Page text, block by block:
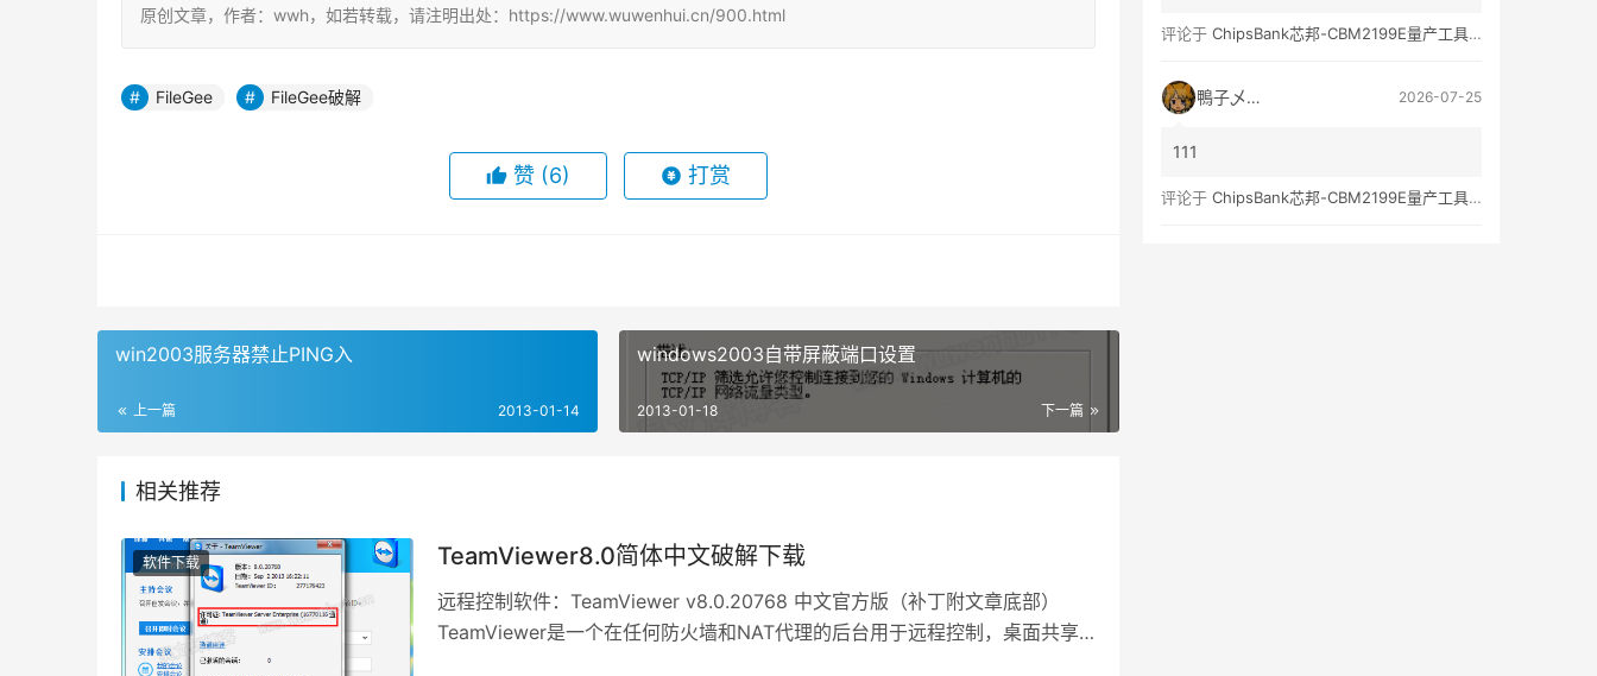
原创文章，作者：wwh，如若转载，请注明出处：https://www.wuwenhui.cn/900.html
FileGee FileGee破解
赞 (6) 打赏
win2003服务器禁止PING入
上一篇 2013-01-14
windows2003自带屏蔽端口设置
下一篇
2013-01-18
相关推荐
软件下载 TeamViewer8.0简体中文破解下载
远程控制软件：TeamViewer v8.0.20768 中文官方版（补丁附文章底部）
TeamViewer是一个在任何防火墙和NAT代理的后台用于远程控制，桌面共享
评论于 ChipsBank芯邦-CBM2199E量产工具亲测可用
鴨子乄選択 2026-07-25
111
评论于 ChipsBank芯邦-CBM2199E量产工具亲测可用